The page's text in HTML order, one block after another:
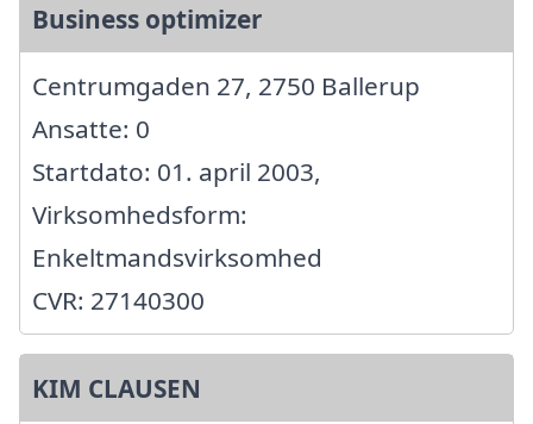
Business optimizer
Centrumgaden 27, 2750 Ballerup
Ansatte: 0
Startdato: 01. april 2003,
Virksomhedsform:
Enkeltmandsvirksomhed
CVR: 27140300
KIM CLAUSEN